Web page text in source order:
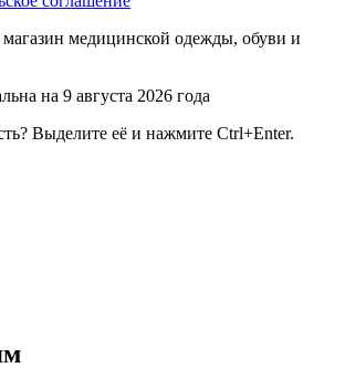
медицинской одежды, обуви и
на 9 августа 2026 года
Выделите её и нажмите Ctrl+Enter.